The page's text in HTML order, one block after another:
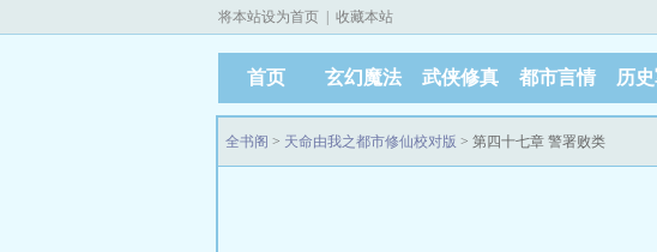
将本站设为首页 收藏本站
首页 玄幻魔法 武侠修真 都市言情 历
全书阁 > 天命由我之都市修仙校对版 > 第四十七章 警署败类